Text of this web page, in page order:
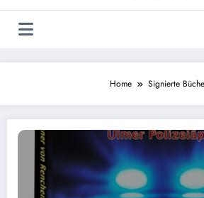
Home Signierte
Entschuldigung und Neuigkeiten: Der 2. Band der